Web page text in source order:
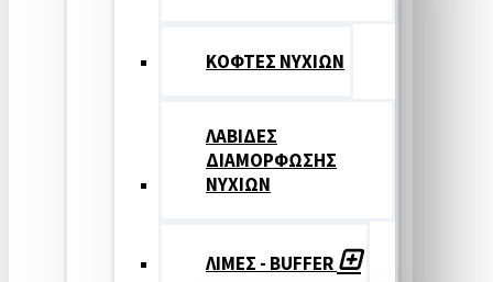
ΚΟΦΤΕΣ ΝΥΧΙΩΝ
ΛΑΒΙΔΕΣ
ΔΙΑΜΟΡΦΩΣΗΣ
ΝΥΧΙΩΝ
ΛΙΜΕΣ - BUFFER